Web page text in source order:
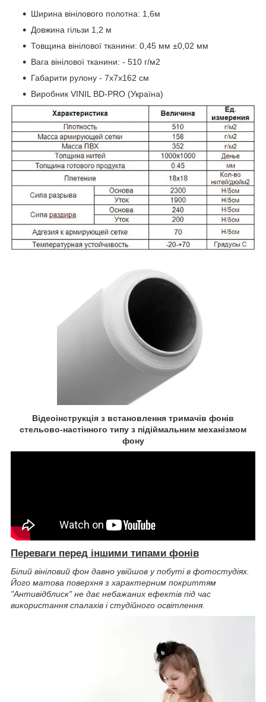
Ширина вінілового полотна: 1,6м
Довжина гільзи 1,2 м
Товщина вінілової тканини: 0,45 мм ±0,02 мм
Вага вінілової тканини: - 510 г/м2
Габарити рулону - 7х7х162 см
Виробник VINIL BD-PRO (Україна)
Відеоінструкція з встановлення тримачів фонів
стельово-настінного типу з підіймальним механізмом
фону
Переваги перед іншими типами фонів
Білий вініловий фон давно увійшов у побуті в фотостудіях.
Його матова поверхня з характерним покриттям
"Антивідблиск" не дає небажаних ефектів під час
використання спалахів і студійного освітлення.